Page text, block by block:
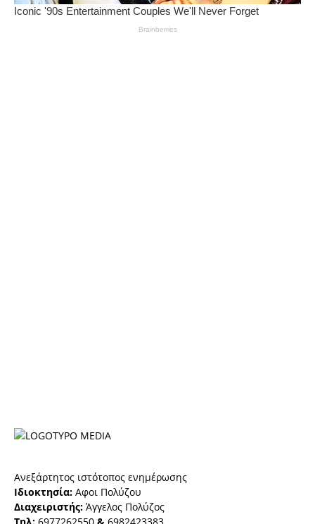
Ανεξάρτητος ιστότοπος ενημέρωσης
Ιδιοκτησία: Αφοι Πολύζου
Διαχειριστής: Άγγελος Πολύζος